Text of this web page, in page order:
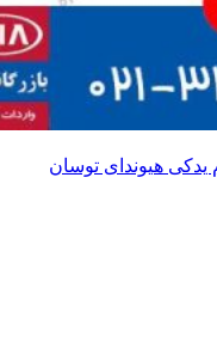
یدکی هیوندای توسان